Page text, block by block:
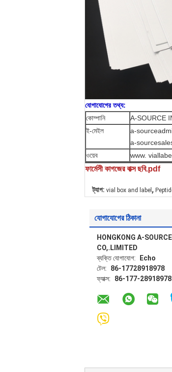
যোগাযোগের তথ্য:
কোম্পানি
A-SOURCE
ই-মেইল
a-
a-
ওয়েব
www.
ফার্মেসী কাগজের বাক্স ছবি.pdf
ট্যাগ: vial box and label ,
যোগাযোগের ঠিকানা
HONGKONG A-
CO,.LIMITED
ব্যক্তি যোগাযোগ:
Echo
টেল:
86-17728918978
ফ্যাক্স:
86-177-28918978